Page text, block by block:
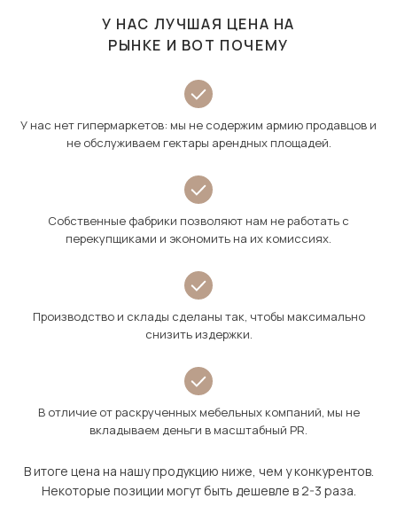
У НАС ЛУЧШАЯ ЦЕНА НА
РЫНКЕ И ВОТ ПОЧЕМУ
У нас нет гипермаркетов: мы не содержим армию продавцов и
не обслуживаем гектары арендных площадей.
Собственные фабрики позволяют нам не работать с
перекупщиками и экономить на их комиссиях.
Производство и склады сделаны так, чтобы максимально
снизить издержки.
В отличие от раскрученных мебельных компаний, мы не
вкладываем деньги в масштабный PR.
В итоге цена на нашу продукцию ниже, чем у конкурентов.
Некоторые позиции могут быть дешевле в 2-3 раза.